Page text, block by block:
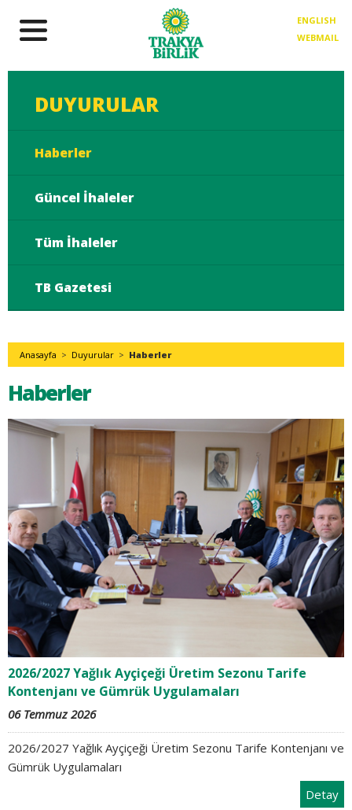
ENGLISH
WEBMAIL
DUYURULAR
Haberler
Güncel İhaleler
Tüm İhaleler
TB Gazetesi
Anasayfa > Duyurular > Haberler
Haberler
2026/2027 Yağlık Ayçiçeği Üretim Sezonu Tarife
Kontenjanı ve Gümrük Uygulamaları
06 Temmuz 2026
2026/2027 Yağlık Ayçiçeği Üretim Sezonu Tarife Kontenjanı ve
Gümrük Uygulamaları
Detay